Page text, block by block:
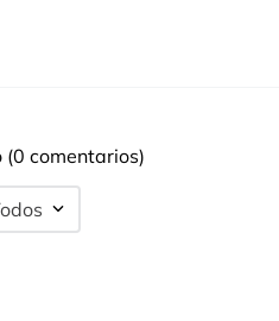
(0 comentarios)